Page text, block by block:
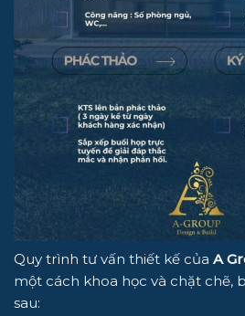
Quy trình tư vấn thiết kế của A
một cách khoa học và chặt chẽ,
sau: